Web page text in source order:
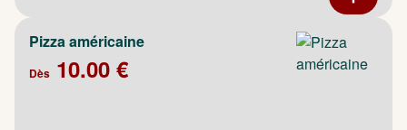
Pizza américaine
Dès 10.00 €